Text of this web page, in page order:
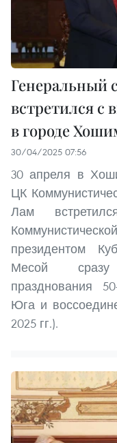
Генеральный
встретился с
в городе
30/04/2025 07:56
30 апреля в
ЦК
Лам
президентом
Месой сразу
празднования
Юга и
2025 гг.).